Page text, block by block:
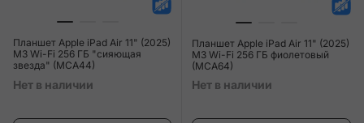
Планшет Apple iPad Air 11" (2025)
M3 Wi-Fi 256 ГБ "сияющая
звезда" (MCA44)
Нет в наличии
Планшет Apple iPad Air 11" (2025)
M3 Wi-Fi 256 ГБ фиолетовый
(MCA64)
Нет в наличии